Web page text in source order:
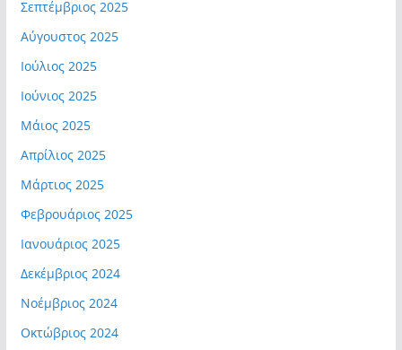
Σεπτέμβριος 2025
Αύγουστος 2025
Ιούλιος 2025
Ιούνιος 2025
Μάιος 2025
Απρίλιος 2025
Μάρτιος 2025
Φεβρουάριος 2025
Ιανουάριος 2025
Δεκέμβριος 2024
Νοέμβριος 2024
Οκτώβριος 2024